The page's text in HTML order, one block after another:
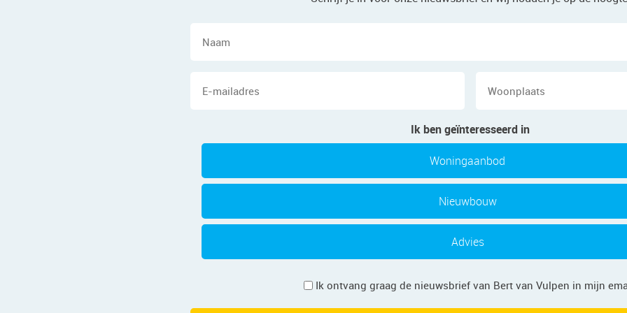
Ik ben geïnteresseerd in
Woningaanbod
Nieuwbouw
Advies
Privacy
Ik ontvang graag de nieuwsbrief van Bert van Vulpen in mijn